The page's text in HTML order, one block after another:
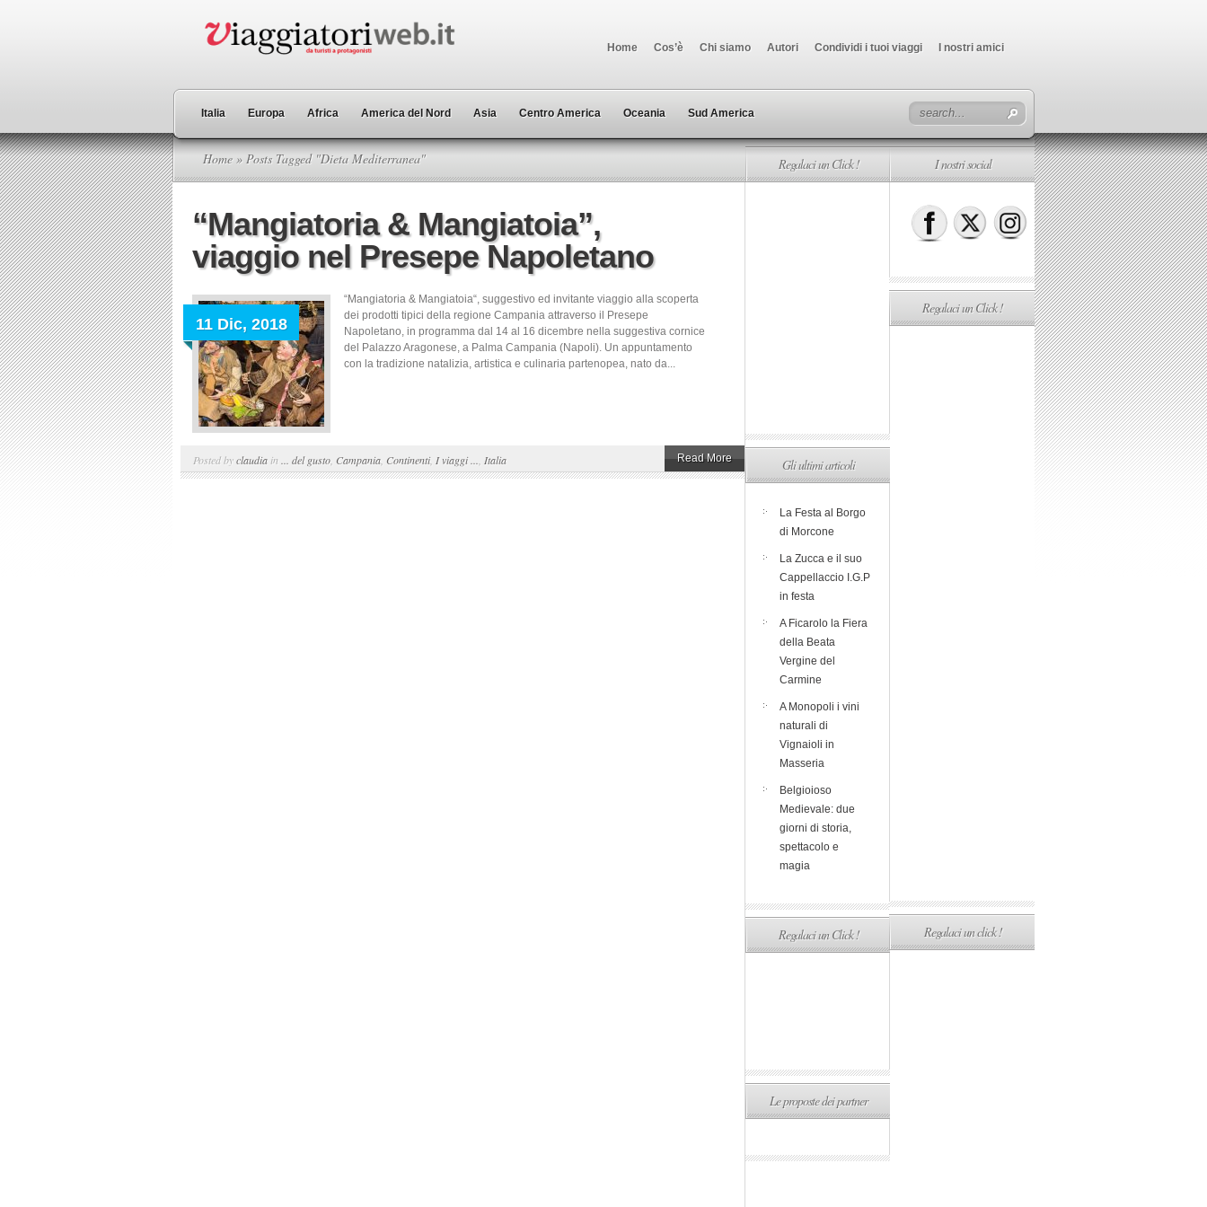
Home Cos’è Chi siamo Autori Condividi i tuoi viaggi I nostri amici
Italia Europa Africa America del Nord Asia Centro America Oceania Sud America
Home » Posts Tagged "Dieta Mediterranea"
“Mangiatoria & Mangiatoia”,
viaggio nel Presepe Napoletano
11 Dic, 2018
“Mangiatoria & Mangiatoia“, suggestivo ed invitante viaggio alla scoperta
dei prodotti tipici della regione Campania attraverso il Presepe
Napoletano, in programma dal 14 al 16 dicembre nella suggestiva cornice
del Palazzo Aragonese, a Palma Campania (Napoli). Un appuntamento
con la tradizione natalizia, artistica e culinaria partenopea, nato da...
Posted byclaudia in ... del gusto Campania Continenti, I viaggi ... Italia Read More
Regalaci un Click !
Gli ultimi articoli
La Festa al Borgo
di Morcone
La Zucca e il suo
Cappellaccio I.G.P
in festa
A Ficarolo la Fiera
della Beata
Vergine del
Carmine
A Monopoli i vini
naturali di
Vignaioli in
Masseria
Belgioioso
Medievale: due
giorni di storia,
spettacolo e
magia
Regalaci un Click !
Le proposte dei partner
I nostri social
Regalaci un Click !
Regalaci un click !